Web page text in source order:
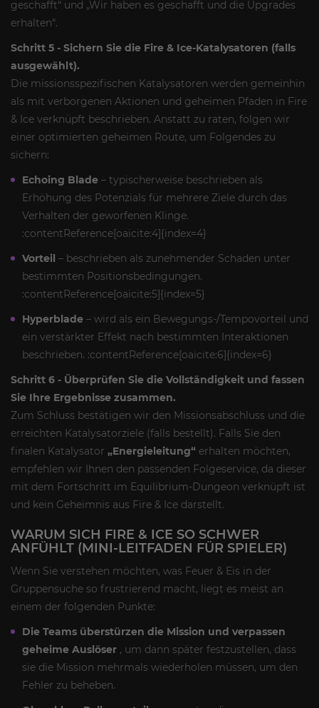
geschafft“ und „Wir haben es geschafft und die Upgrades
erhalten“.
Schritt 5 - Sichern Sie die Fire & Ice-Katalysatoren (falls
ausgewählt).
Die missionsspezifischen Katalysatoren werden gemeinhin
als mit verborgenen Aktionen und geheimen Pfaden in Fire
& Ice verknüpft beschrieben. Anstatt zu raten, folgen wir
einer optimierten geheimen Route, um Folgendes zu
sichern:
Echoing Blade – typischerweise beschrieben als
Erhöhung des Potenzials für mehrere Ziele durch das
Verhalten der geworfenen Klinge.
:contentReference[oaicite:4]{index=4}
Vorteil – beschrieben als zunehmender Schaden unter
bestimmten Positionsbedingungen.
:contentReference[oaicite:5]{index=5}
Hyperblade – wird als ein Bewegungs-/Tempovorteil und
ein verstärkter Effekt nach bestimmten Interaktionen
beschrieben. :contentReference[oaicite:6]{index=6}
Schritt 6 - Überprüfen Sie die Vollständigkeit und fassen
Sie Ihre Ergebnisse zusammen.
Zum Schluss bestätigen wir den Missionsabschluss und die
erreichten Katalysatorziele (falls bestellt). Falls Sie den
finalen Katalysator „Energieleitung“ erhalten möchten,
empfehlen wir Ihnen den passenden Folgeservice, da dieser
mit dem Fortschritt im Equilibrium-Dungeon verknüpft ist
und kein Geheimnis aus Fire & Ice darstellt.
WARUM SICH FIRE & ICE SO SCHWER
ANFÜHLT (MINI-LEITFADEN FÜR SPIELER)
Wenn Sie verstehen möchten, was Feuer & Eis in der
Gruppensuche so frustrierend macht, liegt es meist an
einem der folgenden Punkte:
Die Teams überstürzen die Mission und verpassen
geheime Auslöser , um dann später festzustellen, dass
sie die Mission mehrmals wiederholen müssen, um den
Fehler zu beheben.